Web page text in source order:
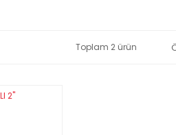
Toplam 2 ürün